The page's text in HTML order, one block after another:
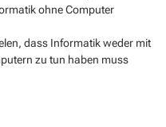
ohne Computer
dass Informatik weder mit
zu tun haben muss